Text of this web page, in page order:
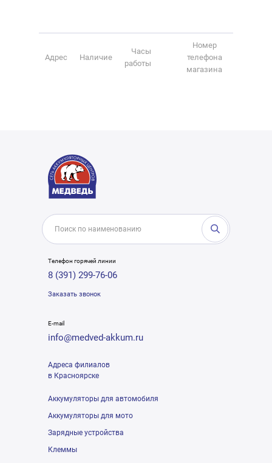
Адрес Наличие
Часы
работы
Номер
телефона
магазина
Телефон горячей линии
8 (391) 299-76-06
Заказать звонок
E-mail
info@medved-akkum.ru
Адреса филиалов
в Красноярске
Аккумуляторы для автомобиля
Аккумуляторы для мото
Зарядные устройства
Клеммы